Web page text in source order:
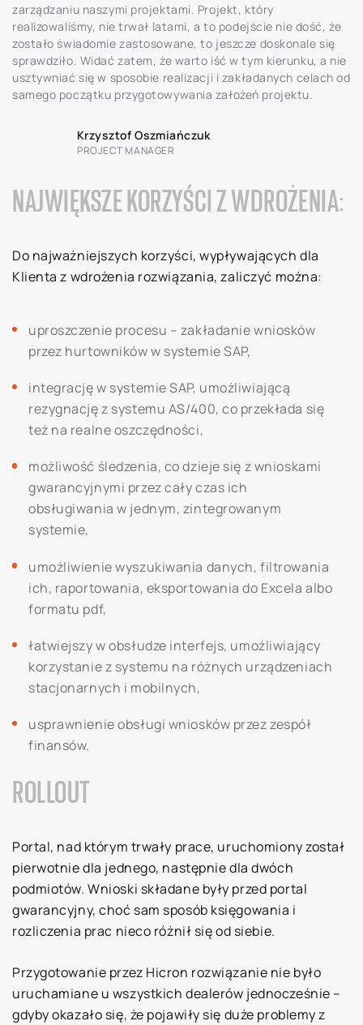
zarządzaniu naszymi projektami. Projekt, który
realizowaliśmy, nie trwał latami, a to podejście nie dość, że
zostało świadomie zastosowane, to jeszcze doskonale się
sprawdziło. Widać zatem, że warto iść w tym kierunku, a nie
usztywniać się w sposobie realizacji i zakładanych celach od
samego początku przygotowywania założeń projektu.
Krzysztof Oszmiańczuk
PROJECT MANAGER
NAJWIĘKSZE KORZYŚCI Z WDROŻENIA:
Do najważniejszych korzyści, wypływających dla
Klienta z wdrożenia rozwiązania, zaliczyć można:
uproszczenie procesu – zakładanie wniosków
przez hurtowników w systemie SAP,
integrację w systemie SAP, umożliwiającą
rezygnację z systemu AS/400, co przekłada się
też na realne oszczędności,
możliwość śledzenia, co dzieje się z wnioskami
gwarancyjnymi przez cały czas ich
obsługiwania w jednym, zintegrowanym
systemie,
umożliwienie wyszukiwania danych, filtrowania
ich, raportowania, eksportowania do Excela albo
formatu pdf,
łatwiejszy w obsłudze interfejs, umożliwiający
korzystanie z systemu na różnych urządzeniach
stacjonarnych i mobilnych,
usprawnienie obsługi wniosków przez zespół
finansów.
ROLLOUT
Portal, nad którym trwały prace, uruchomiony został
pierwotnie dla jednego, następnie dla dwóch
podmiotów. Wnioski składane były przed portal
gwarancyjny, choć sam sposób księgowania i
rozliczenia prac nieco różnił się od siebie.
Przygotowanie przez Hicron rozwiązanie nie było
uruchamiane u wszystkich dealerów jednocześnie –
gdyby okazało się, że pojawiły się duże problemy z